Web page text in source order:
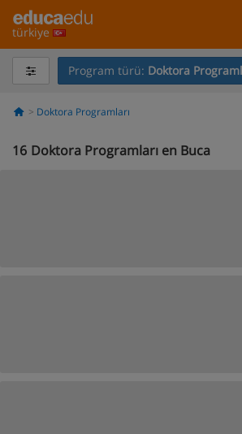
türkiye
Program türü: Doktora
Doktora Programları
16 Doktora Programları en Buca